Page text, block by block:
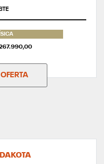
267.990,00